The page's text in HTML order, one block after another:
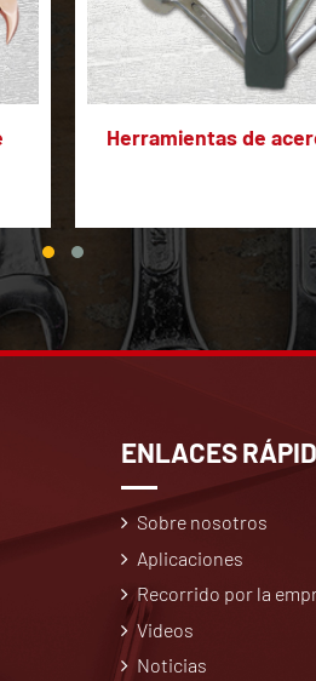
Herramientas de
ENLACES
Sobre nosotros
Aplicaciones
Recorrido por la
Videos
Noticias